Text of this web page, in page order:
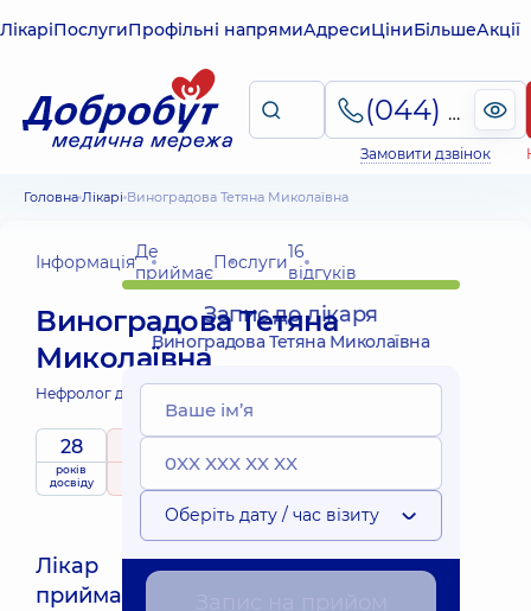
ЛікаріПослугиПрофільні напрямиАдресиЦіниБільшеАкції
(044) 495-2-888
Замовити дзвінок
Головна Лікарі Виноградова Тетяна Миколаївна
ІнформаціяДе
приймаєПослуги16
відгуків
Виноградова Тетяна
Миколаївна
Нефролог дитячий;
28
років
досвіду
рейтингна підставі
приймає
Лікар
приймає
Запис до лікаря
Виноградова Тетяна Миколаївна
Оберіть дату / час візиту